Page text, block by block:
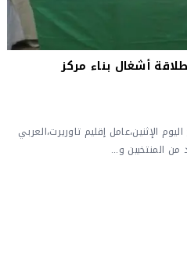
أشغال بناء مركز
الإثنين،عامل إقليم تاوريرت،العربي
من المنتخبين و...